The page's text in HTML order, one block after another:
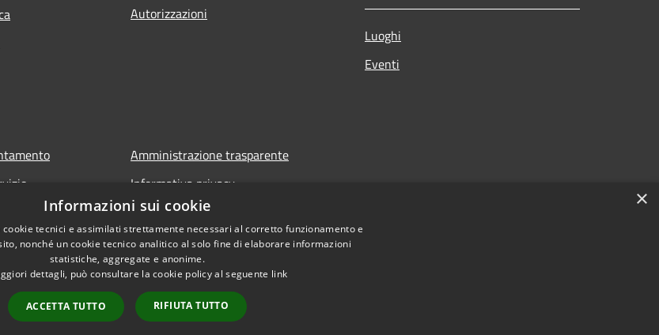
Autorizzazioni
Luoghi
Eventi
Amministrazione trasparente
Informativa privacy
Note legali
Dichiarazione di accessibilità
×
Informazioni sui cookie
cookie tecnici e assimilati strettamente necessari al corretto funzionamento e
nonché un cookie tecnico analitico al solo fine di elaborare informazioni
statistiche, aggregate e anonime.
dettagli, può consultare la cookie policy al seguente link
ACCETTA TUTTO RIFIUTA TUTTO